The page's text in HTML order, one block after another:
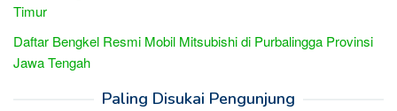
Timur
Daftar Bengkel Resmi Mobil Mitsubishi di Purbalingga Provinsi
Jawa Tengah
Paling Disukai Pengunjung